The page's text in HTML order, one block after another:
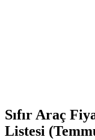
Sıfır Araç
Listesi